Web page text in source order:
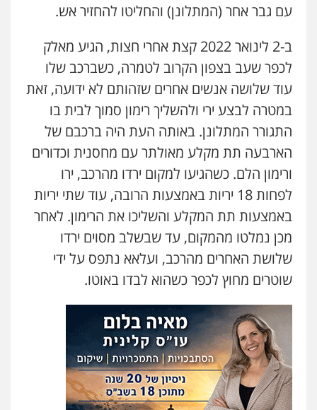
עם גבר אחר (המתלונן) והחליטו להחזיר אש.
ב-2 לינואר 2022 קצת אחרי חצות, הגיע מאלק
לכפר שעב בצפון הקרוב לטמרה, כשברכב שלו
עוד שלושה אנשים אחרים שזהותם לא ידועה, זאת
במטרה לבצע ירי ולהשליך רימון סמוך לבית בו
התגורר המתלונן. באותה העת היה ברכבם של
הארבעה תת מקלע מאולתר עם מחסנית וכדורים
ורימון הלם. כשהגיעו למקום ירדו מהרכב, ירו
לפחות 18 יריות באמצעות הרובה, עוד שתי יריות
באמצעות תת המקלע והשליכו את הרימון. לאחר
מכן נמלטו מהמקום, עד שבשלב מסוים ירדו
שלושת האחרים מהרכב, ועלאא נתפס על ידי
שוטרים מחוץ לכפר כשהוא לבדו באוטו.